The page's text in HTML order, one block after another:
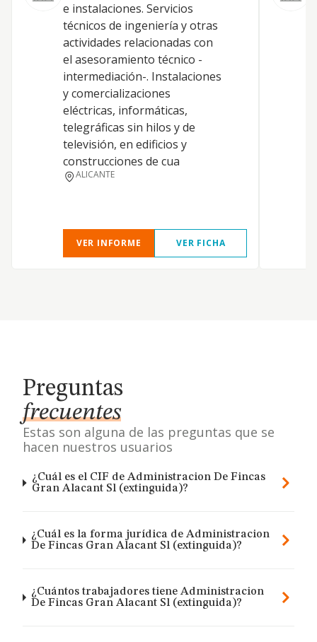
e instalaciones. Servicios
técnicos de ingeniería y otras
actividades relacionadas con
el asesoramiento técnico -
intermediación-. Instalaciones
y comercializaciones
eléctricas, informáticas,
telegráficas sin hilos y de
televisión, en edificios y
construcciones de cua
ALICANTE
VER INFORME VER FICHA
Preguntas
frecuentes
Estas son alguna de las preguntas que se
hacen nuestros usuarios
¿Cuál es el CIF de Administracion De Fincas
Gran Alacant Sl (extinguida)?
¿Cuál es la forma jurídica de Administracion
De Fincas Gran Alacant Sl (extinguida)?
¿Cuántos trabajadores tiene Administracion
De Fincas Gran Alacant Sl (extinguida)?